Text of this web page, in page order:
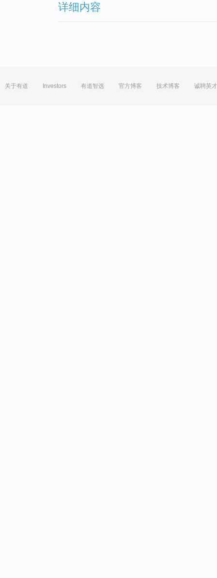
详细内容
关于有道 Investors 有道智选 官方博客 技术博客 诚聘英才